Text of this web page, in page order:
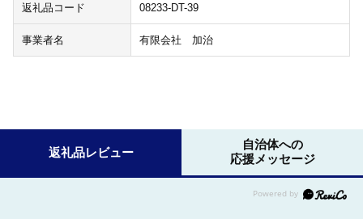
返礼品コード 08233-DT-39
事業者名 有限会社 加治
返礼品レビュー
自治体への
応援メッセージ